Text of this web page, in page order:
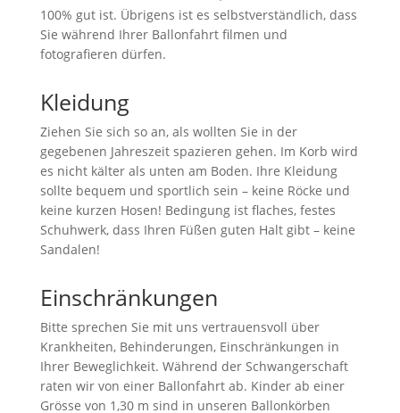
100% gut ist. Übrigens ist es selbstverständlich, dass
Sie während Ihrer Ballonfahrt filmen und
fotografieren dürfen.
Kleidung
Ziehen Sie sich so an, als wollten Sie in der
gegebenen Jahreszeit spazieren gehen. Im Korb wird
es nicht kälter als unten am Boden. Ihre Kleidung
sollte bequem und sportlich sein – keine Röcke und
keine kurzen Hosen! Bedingung ist flaches, festes
Schuhwerk, dass Ihren Füßen guten Halt gibt – keine
Sandalen!
Einschränkungen
Bitte sprechen Sie mit uns vertrauensvoll über
Krankheiten, Behinderungen, Einschränkungen in
Ihrer Beweglichkeit. Während der Schwangerschaft
raten wir von einer Ballonfahrt ab. Kinder ab einer
Grösse von 1,30 m sind in unseren Ballonkörben